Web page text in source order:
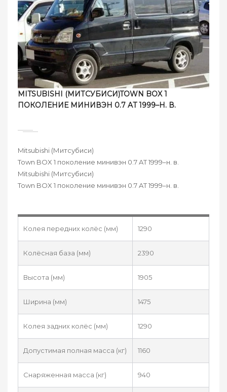
MITSUBISHI (МИТСУБИСИ)TOWN BOX 1
ПОКОЛЕНИЕ МИНИВЭН 0.7 AT 1999–Н. В.
Mitsubishi (Митсубиси)
Town BOX 1 поколение минивэн 0.7 AT 1999–н. в.
Mitsubishi (Митсубиси)
Town BOX 1 поколение минивэн 0.7 AT 1999–н. в.
Колея передних колёс (мм) 1290
Колёсная база (мм) 2390
Высота (мм) 1905
Ширина (мм) 1475
Колея задних колёс (мм) 1290
Допустимая полная масса (кг) 1160
Снаряженная масса (кг) 940